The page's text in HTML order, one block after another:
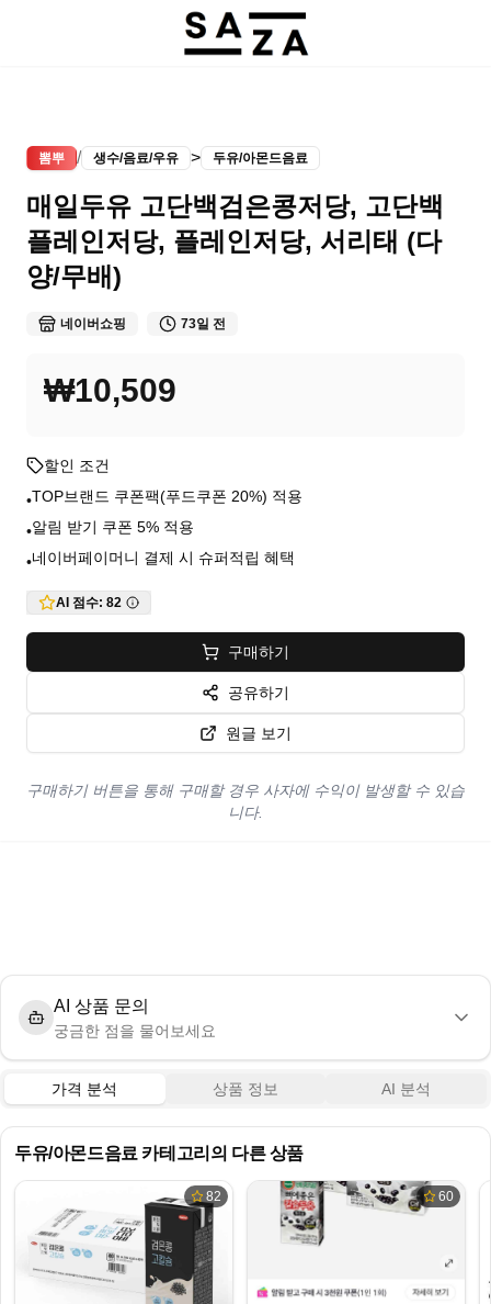
뽐뿌 / 생수/음료/우유 > 두유/아몬드음료
매일두유 고단백검은콩저당, 고단백
플레인저당, 플레인저당, 서리태 (다
양/무배)
네이버쇼핑 73일 전
₩10,509
할인 조건
•TOP브랜드 쿠폰팩(푸드쿠폰 20%) 적용
•알림 받기 쿠폰 5% 적용
•네이버페이머니 결제 시 슈퍼적립 혜택
AI 점수: 82
구매하기
공유하기
원글 보기
구매하기 버튼을 통해 구매할 경우 사자에 수익이 발생할 수 있습
니다.
AI 상품 문의
궁금한 점을 물어보세요
가격 분석 상품 정보 AI 분석
두유/아몬드음료카테고리의 다른 상품
82 60